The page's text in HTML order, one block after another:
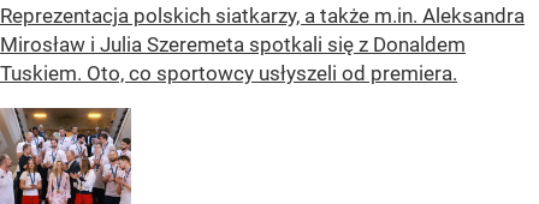
Reprezentacja polskich siatkarzy, a także m.in. Aleksandra
Mirosław i Julia Szeremeta spotkali się z Donaldem
Tuskiem. Oto, co sportowcy usłyszeli od premiera.